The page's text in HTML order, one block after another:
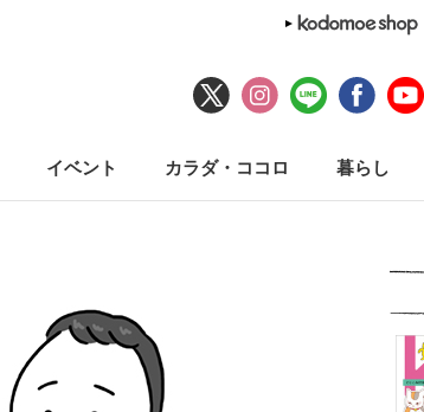
イベント カラダ・ココロ 暮らし